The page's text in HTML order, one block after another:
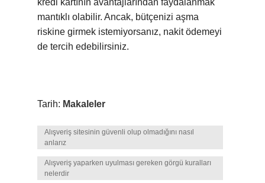
kredi kartının avantajlarından faydalanmak
mantıklı olabilir. Ancak, bütçenizi aşma
riskine girmek istemiyorsanız, nakit ödemeyi
de tercih edebilirsiniz.
Tarih: Makaleler
Alışveriş sitesinin güvenli olup olmadığını nasıl
anlarız
Alışveriş yaparken uyulması gereken görgü kuralları
nelerdir